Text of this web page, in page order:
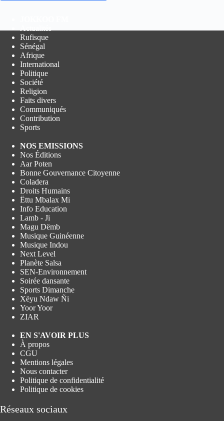
Rufisque
Sénégal
Afrique
International
Politique
Société
Religion
Faits divers
Communiqués
Contribution
Sports
NOS EMISSIONS
Nos Éditions
Aar Poten
Bonne Gouvernance Citoyenne
Coladera
Droits Humains
Ëttu Mbalax Mi
Info Education
Lamb - Ji
Magu Dëmb
Musique Guinéenne
Musique Indou
Next Level
Planète Salsa
SEN-Environnement
Soirée dansante
Sports Dimanche
Xëyu Ndaw Ñi
Yoor Yoor
ZIAR
EN S'AVOIR PLUS
À propos
CGU
Mentions légales
Nous contacter
Politique de confidentialité
Politique de cookies
Réseaux sociaux